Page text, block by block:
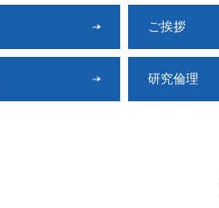
ご挨拶
研究倫理